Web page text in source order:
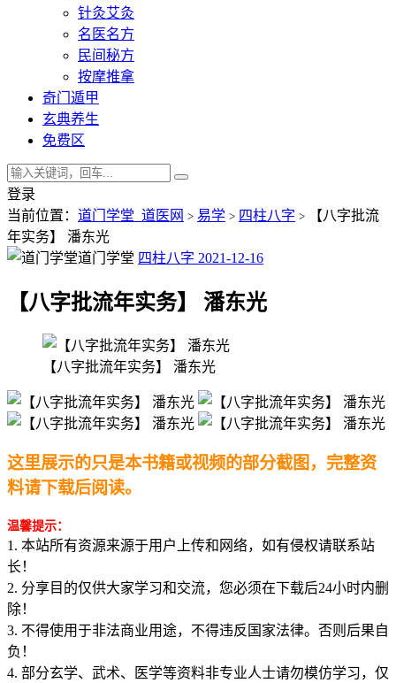
针灸艾灸
名医名方
民间秘方
按摩推拿
奇门遁甲
玄典养生
免费区
登录
当前位置： 道门学堂_道医网 > 易学 > 四柱八字 > 【八字批流
年实务】 潘东光
道门学堂 四柱八字 2021-12-16
【八字批流年实务】 潘东光
【八字批流年实务】 潘东光
这里展示的只是本书籍或视频的部分截图，完整资
料请下载后阅读。
温馨提示：
1. 本站所有资源来源于用户上传和网络，如有侵权请联系站
长！
2. 分享目的仅供大家学习和交流，您必须在下载后24小时内删
除！
3. 不得使用于非法商业用途，不得违反国家法律。否则后果自
负！
4. 部分玄学、武术、医学等资料非专业人士请勿模仿学习，仅